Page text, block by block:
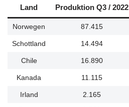
Land Produktion Q3 / 2022
Norwegen 87.415
Schottland 14.494
Chile 16.890
Kanada 11.115
Irland 2.165